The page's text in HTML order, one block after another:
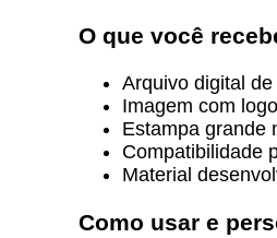
O que você
Arquivo digital
Imagem com
Estampa grande
Compatibilidade
Material
Como usar e